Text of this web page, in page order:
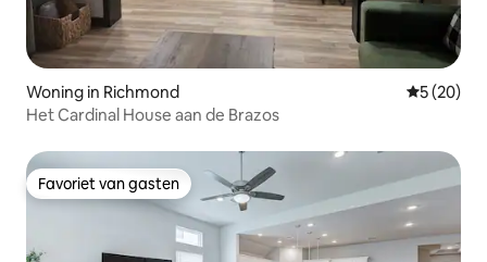
Woning in Richmond
5 (20)
Het Cardinal House aan de Brazos
Favoriet van gasten
Favoriet van gasten